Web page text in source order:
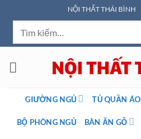
qua
dung
NỘI THẤT THÁI BÌNH
GIƯỜNG NGỦ TỦ QUẦN ÁO
BỘ PHÒNG NGỦ BÀN ĂN GỖ